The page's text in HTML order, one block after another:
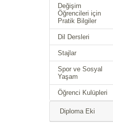
Değişim
Öğrencileri için
Pratik Bilgiler
Dil Dersleri
Stajlar
Spor ve Sosyal
Yaşam
Öğrenci Kulüpleri
Diploma Eki